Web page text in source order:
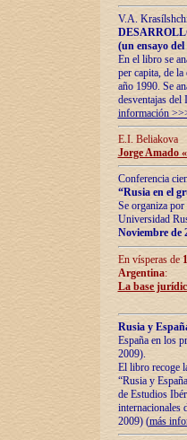
V.A.
(un ensayo
En el libro se
per capita, de
año 1990. Se
desventajas
información
E.I. Beliakova
Jorge Amado
Conferencia
“Rusia en el
Se organiza
Universidad
Noviembre de
En vísperas de
Argentina:
La base
Rusia y
España en los
2009).
El libro recoge
“Rusia y
de Estudios
internacionales
2009) (más